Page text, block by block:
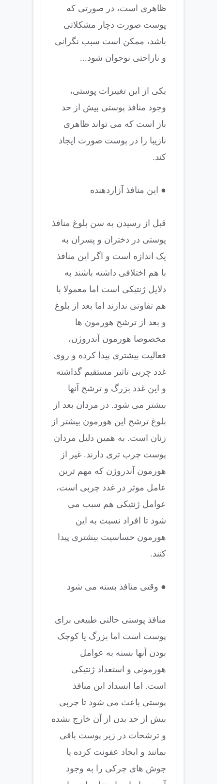
ظاهری است، در صورتی که
پوست صورت دچار مشکلاتی
باشد، ممکن است سبب نگرانی
و ناراحتی نوجوان شود...
یکی از این تغییرات پوستی،
وجود منافذ پوستی بیش از حد
باز است که می تواند ظاهری
نازیبا را در پوست صورت ایجاد
کند.
● این منافذ آزاردهنده
قبل از رسیدن به سن بلوغ منافذ
پوستی در دختران و پسران به
یک اندازه است و اگر این منافذ
با هم اختلافی داشته باشند به
دلایل ژنتیکی است اما معمولا با
هم تفاوتی ندارند اما بعد از بلوغ
و بعد از ترشح هورمون ها
مخصوصا هورمون آندروژن،
فعالیت بیشتری پیدا کرده و روی
غدد چربی تاثیر مستقیم گذاشته
و این غدد بزرگ و ترشح آنها
بیشتر می شود. در مردان بعد از
بلوغ ترشح این هورمون بیشتر از
زنان است. به همین دلیل مردان
پوست چرب تری دارند. غیر از
هورمون آندروژن که مهم ترین
عامل موثر در غدد چربی است،
عوامل ژنتیکی هم سبب می
شود تا افراد نسبت به این
هورمون حساسیت بیشتری پیدا
کنند.
● وقتی منافذ بسته می شود
منافذ پوستی حالتی طبیعی برای
پوست است اما بزرگ یا کوچک
بودن آنها بسته به عوامل
هورمونی و استعداد ژنتیکی
است. اما انسداد این منافذ
پوستی باعث می شود تا چربی
بیش از حد بدن از آن خارج نشده
و ترشحات در زیر پوست باقی
بمانند و ایجاد عفونت کرده یا
جوش های چرکی را به وجود